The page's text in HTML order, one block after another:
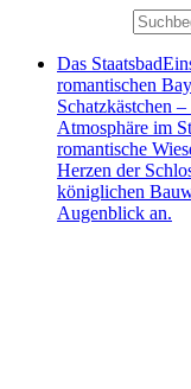
Das Staatsbad
romantischen
Schatzkästchen
Atmosphäre im
romantische
Herzen der
königlichen
Augenblick an.